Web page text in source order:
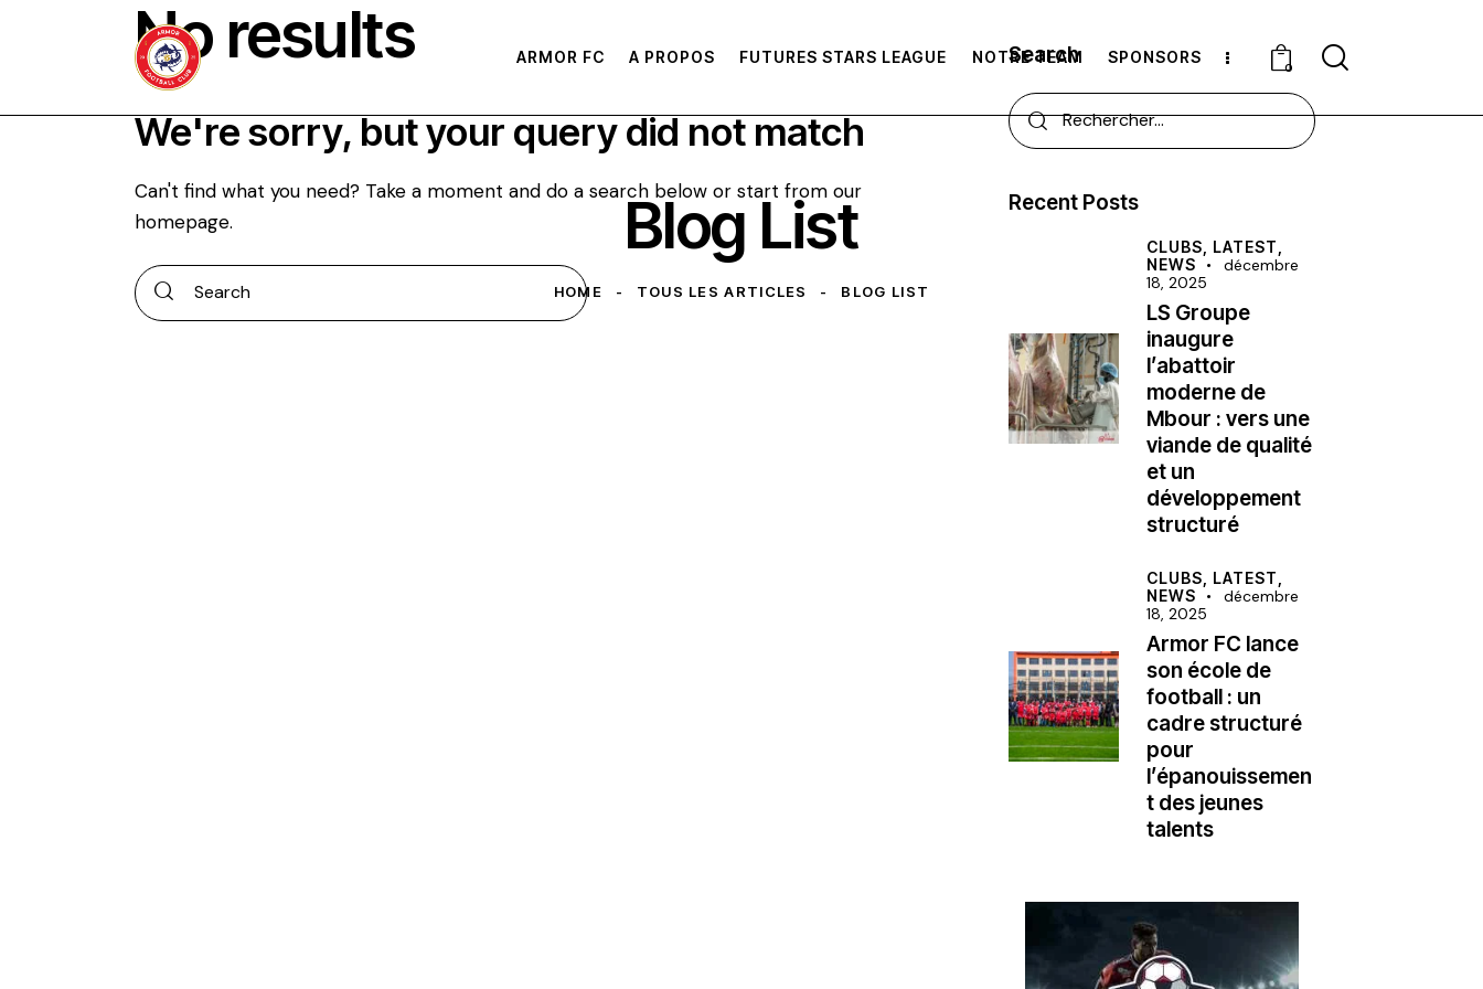
ARMOR FC A PROPOS FUTURES STARS LEAGUE NOTRE TEAM SPONSORS
0
Blog List
HOME TOUS LES ARTICLES BLOG LIST
No results
We're sorry, but your query did not match
Can't find what you need? Take a moment and do a search below or start from our
homepage.
Search
Recent Posts
CLUBS, LATEST,
NEWS
décembre
18, 2025
LS Groupe
inaugure
l’abattoir
moderne de
Mbour : vers une
viande de qualité
et un
développement
structuré
CLUBS, LATEST,
NEWS
décembre
18, 2025
Armor FC lance
son école de
football : un
cadre structuré
pour
l’épanouissemen
t des jeunes
talents